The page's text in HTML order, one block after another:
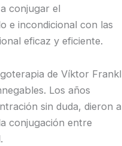
conjugar el
e incondicional con las
eficaz y eficiente.
de Víktor Frankl
Los años
sin duda, dieron a
conjugación entre